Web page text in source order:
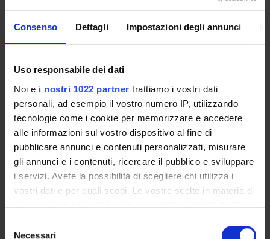
Consenso Dettagli Impostazioni degli annunci
Uso responsabile dei dati
Noi e i nostri 1022 partner trattiamo i vostri dati
personali, ad esempio il vostro numero IP, utilizzando
tecnologie come i cookie per memorizzare e accedere
alle informazioni sul vostro dispositivo al fine di
pubblicare annunci e contenuti personalizzati, misurare
gli annunci e i contenuti, ricercare il pubblico e sviluppare
i servizi. Avete la possibilità di scegliere chi utilizza i
vostri dati e per quali scopi. Le vostre scelte in materia di
privacy sono applicabili solo su questa proprietà digitale
modificare o revocare il proprio consenso in qualsiasi
Necessari
GOVERNANCE
COMMISSIONI
UFFICI E STRUTTURE DI SERVIZIO
SERVIZI DI SEGRETERIA STUDENTI
STRUTTURE DEL DIPARTIMENTO
BIBLIOTECHE